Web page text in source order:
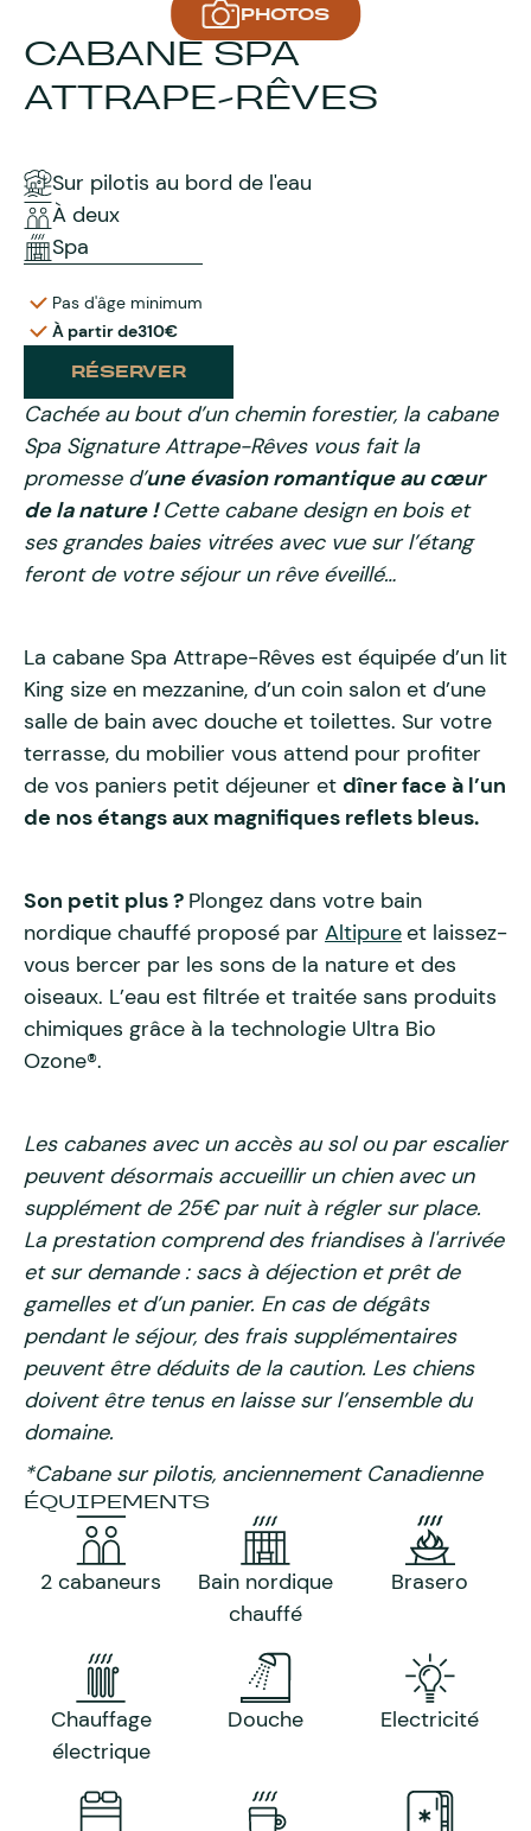
PHOTOS
CABANE SPA
ATTRAPE-RÊVES
Cachée au bout d’un chemin forestier, la cabane
Spa Signature Attrape-Rêves vous fait la
promesse d’une évasion romantique au cœur
de la nature !Cette cabane design en bois et
ses grandes baies vitrées avec vue sur l’étang
feront de votre séjour un rêve éveillé…
La cabane Spa Attrape-Rêves est équipée d’un lit
King size en mezzanine, d’un coin salon et d’une
salle de bain avec douche et toilettes. Sur votre
terrasse, du mobilier vous attend pour profiter
de vos paniers petit déjeuner et dîner face à l’un
de nos étangs aux magnifiques reflets bleus.
Son petit plus ? Plongez dans votre bain
nordique chauffé proposé par Altipureet laissez-
vous bercer par les sons de la nature et des
oiseaux. L’eau est filtrée et traitée sans produits
chimiques grâce à la technologie Ultra Bio
Ozone®.
Les cabanes avec un accès au sol ou par escalier
peuvent désormais accueillir un chien avec un
supplément de 25€ par nuit à régler sur place.
La prestation comprend des friandises à l'arrivée
et sur demande : sacs à déjection et prêt de
gamelles et d’un panier. En cas de dégâts
pendant le séjour, des frais supplémentaires
peuvent être déduits de la caution. Les chiens
doivent être tenus en laisse sur l’ensemble du
domaine.
*Cabane sur pilotis, anciennement Canadienne
ÉQUIPEMENTS
2 cabaneurs
Bain nordique
chauffé
Brasero
Chauffage
électrique
Douche Electricité
Sur pilotis au bord de l'eau
À deux
Spa
Pas d'âge minimum
À partir de310€
RÉSERVER